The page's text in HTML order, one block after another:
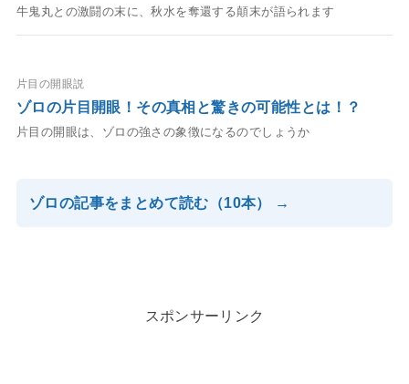
牛鬼丸との激闘の末に、秋水を奪還する顛末が語られます
片目の開眼説
ゾロの片目開眼！その真相と驚きの可能性とは！？
片目の開眼は、ゾロの強さの象徴になるのでしょうか
ゾロの記事をまとめて読む（10本） →
スポンサーリンク